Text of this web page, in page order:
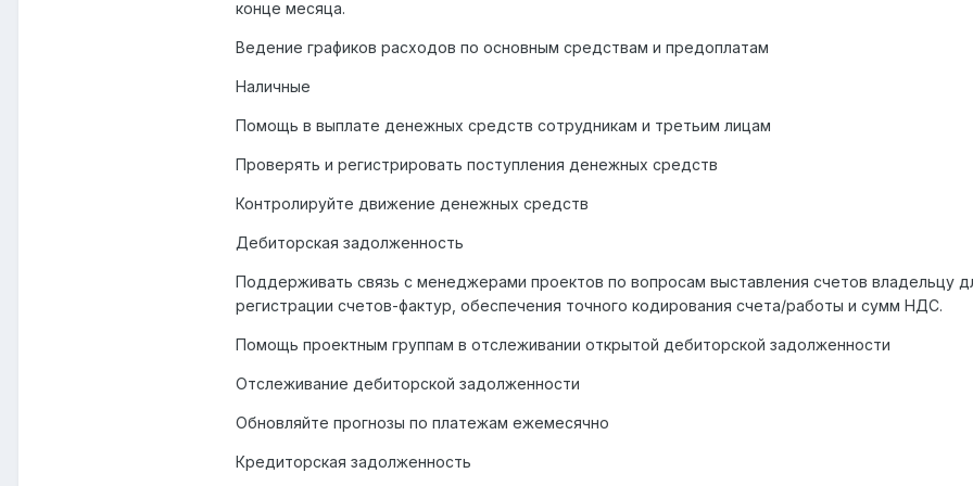
конце месяца.
Ведение графиков расходов по основным средствам и предоплатам
Наличные
Помощь в выплате денежных средств сотрудникам и третьим лицам
Проверять и регистрировать поступления денежных средств
Контролируйте движение денежных средств
Дебиторская задолженность
Поддерживать связь с менеджерами проектов по вопросам выставления счетов владельцу
регистрации счетов-фактур, обеспечения точного кодирования счета/работы и сумм НДС.
Помощь проектным группам в отслеживании открытой дебиторской задолженности
Отслеживание дебиторской задолженности
Обновляйте прогнозы по платежам ежемесячно
Кредиторская задолженность